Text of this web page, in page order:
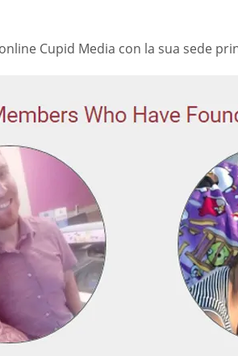
Cupid Media con la sua sede